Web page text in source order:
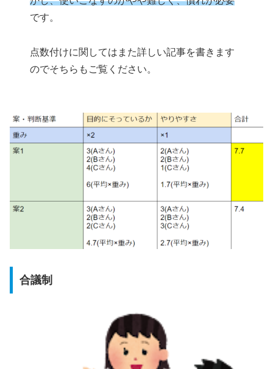
です。
点数付けに関してはまた詳しい記事を書きます
のでそちらもご覧ください。
合議制